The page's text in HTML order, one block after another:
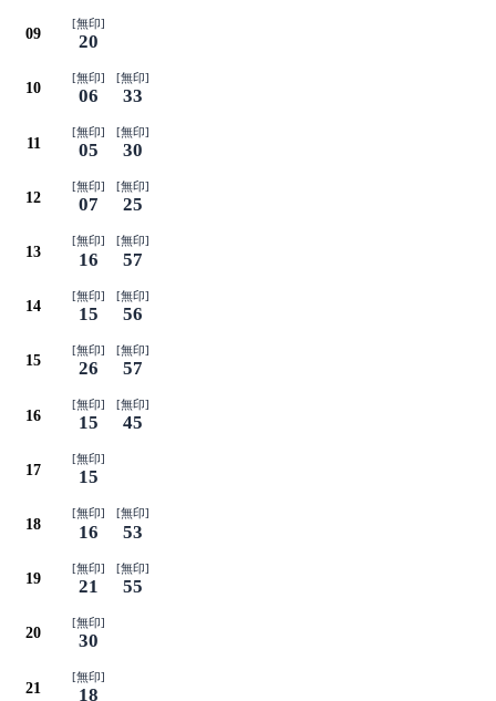
09
[無印]
20
10
[無印]
06
[無印]
33
11
[無印]
05
[無印]
30
12
[無印]
07
[無印]
25
13
[無印]
16
[無印]
57
14
[無印]
15
[無印]
56
15
[無印]
26
[無印]
57
16
[無印]
15
[無印]
45
17
[無印]
15
18
[無印]
16
[無印]
53
19
[無印]
21
[無印]
55
20
[無印]
30
21
[無印]
18